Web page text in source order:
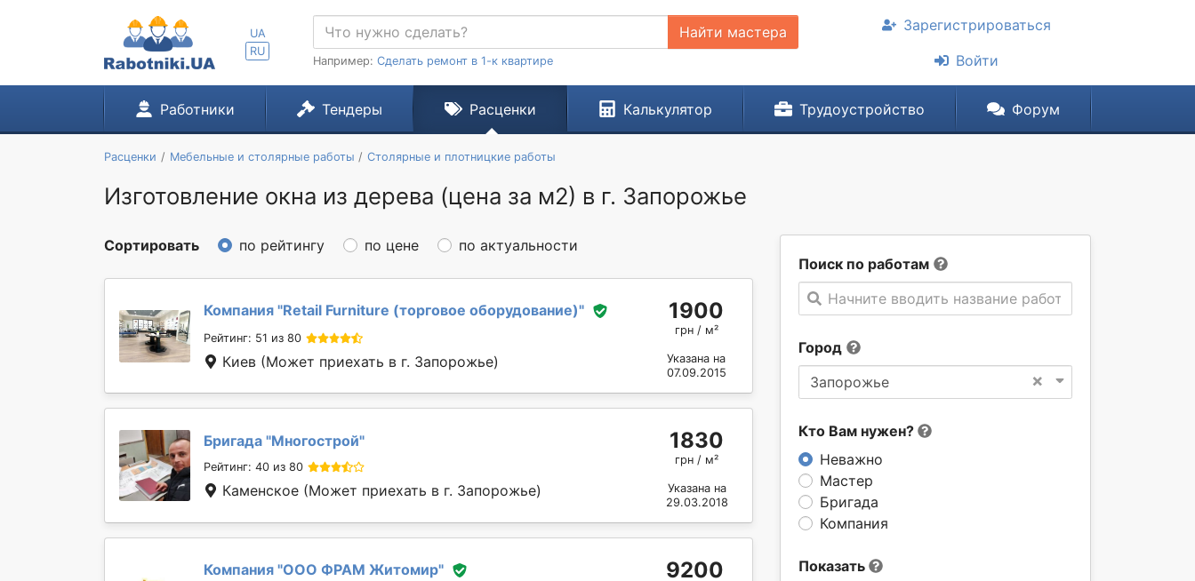
UA
RU
Найти мастера
Например: Сделать ремонт в 1-к квартире
Зарегистрироваться
Войти
Работники Тендеры Расценки Калькулятор Трудоустройство Форум
Расценки Мебельные и столярные работы Столярные и плотницкие работы
Изготовление окна из дерева (цена за м2) в г. Запорожье
Поиск по работам
Начните вводить название работы
Город
×
Запорожье
Кто Вам нужен?
Неважно
Мастер
Бригада
Компания
Показать
Сортировать по рейтингу по цене по актуальности
Компания "Retail Furniture (торговое оборудование)"
Рейтинг: 51 из 80
Киев (Может приехать в г. Запорожье)
1900
грн / м²
Указана на
07.09.2015
Бригада "Многострой"
Рейтинг: 40 из 80
Каменское (Может приехать в г. Запорожье)
1830
грн / м²
Указана на
29.03.2018
Компания "ООО ФРАМ Житомир" 9200